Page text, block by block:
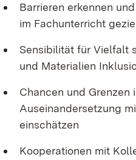
Barrieren erkennen
im Fachunterricht
Sensibilität für Vielfalt
und Materialien
Chancen und
Auseinandersetzung
einschätzen
Kooperationen mit